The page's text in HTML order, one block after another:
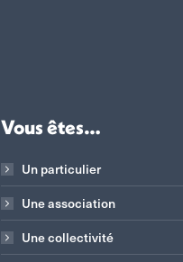
Vous êtes…
Un particulier
Une association
Une collectivité